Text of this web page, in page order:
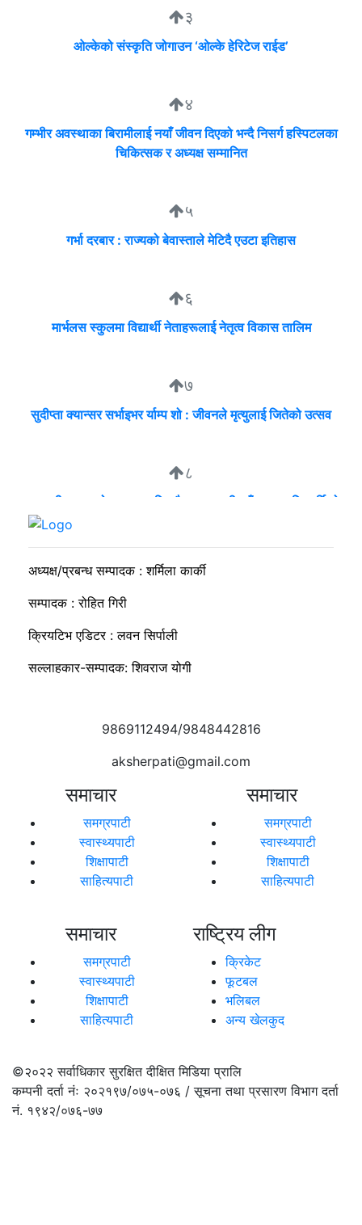
३
ओल्केको संस्कृति जोगाउन ‘ओल्के हेरिटेज राईड’
४
गम्भीर अवस्थाका बिरामीलाई नयाँ जीवन दिएको भन्दै निसर्ग हस्पिटलका
चिकित्सक र अध्यक्ष सम्मानित
५
गर्भा दरबार : राज्यको बेवास्ताले मेटिदै एउटा इतिहास
६
मार्भलस स्कुलमा विद्यार्थी नेताहरूलाई नेतृत्व विकास तालिम
७
सुदीप्ता क्यान्सर सर्भाइभर र्याम्प शो : जीवनले मृत्युलाई जितेको उत्सव
८
व्यवसायी मुन्दडाको घरमा एकाबिहानै खानतलासी, पाँच घन्टापछि फर्कियो
अध्यक्ष/प्रबन्ध सम्पादक : शर्मिला कार्की
सम्पादक : रोहित गिरी
क्रियटिभ एडिटर : लवन सिर्पाली
सल्लाहकार-सम्पादक: शिवराज योगी
9869112494/9848442816
aksherpati@gmail.com
समाचार
समग्रपाटी
स्वास्थ्यपाटी
शिक्षापाटी
साहित्यपाटी
समाचार
समग्रपाटी
स्वास्थ्यपाटी
शिक्षापाटी
साहित्यपाटी
समाचार
समग्रपाटी
स्वास्थ्यपाटी
शिक्षापाटी
साहित्यपाटी
राष्ट्रिय लीग
क्रिकेट
फूटबल
भलिबल
अन्य खेलकुद
©२०२२सर्वाधिकार सुरक्षित दीक्षित मिडिया प्रालि
कम्पनी दर्ता नंः २०२१९७/०७५-०७६ / सूचना तथा प्रसारण विभाग दर्ता
नं. १९४२/०७६-७७